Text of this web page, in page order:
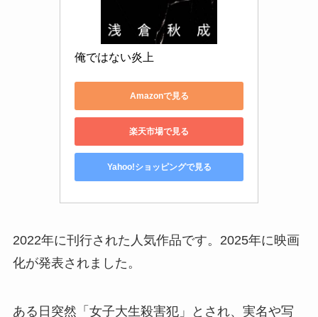
俺ではない炎上
Amazonで見る
楽天市場で見る
Yahoo!ショッピングで見る
2022年に刊行された人気作品です。2025年に映画
化が発表されました。
ある日突然「女子大生殺害犯」とされ、実名や写